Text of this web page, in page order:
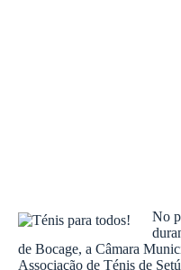
No
de Bocage, a Câmara
Associação de Ténis de